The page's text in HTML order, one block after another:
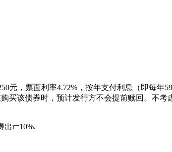
，票面利率4.72%，按年支付利息（即每年
买该债券时，预计发行方不会提前赎回。不考
出r=10%.